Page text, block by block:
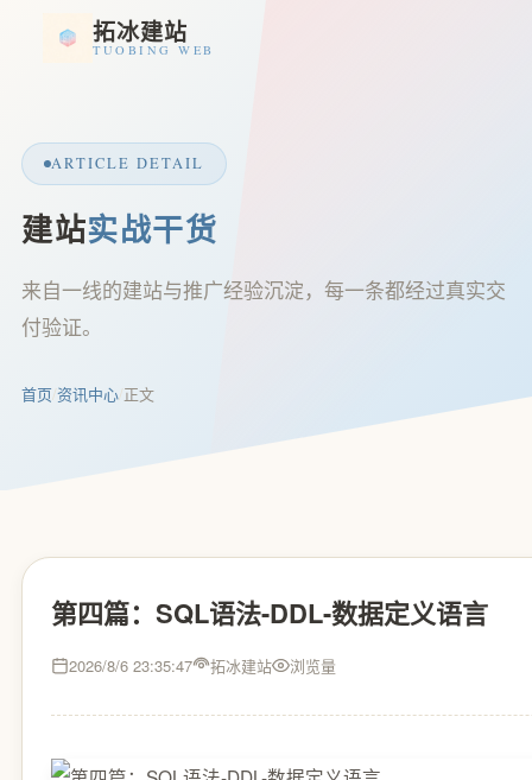
拓冰建站
TUOBING WEB
ARTICLE DETAIL
建站实战干货
来自一线的建站与推广经验沉淀，每一条都经过真实交
付验证。
首页/资讯中心/正文
第四篇：SQL语法-DDL-数据定义语言
2026/8/6 23:35:47 拓冰建站 浏览量